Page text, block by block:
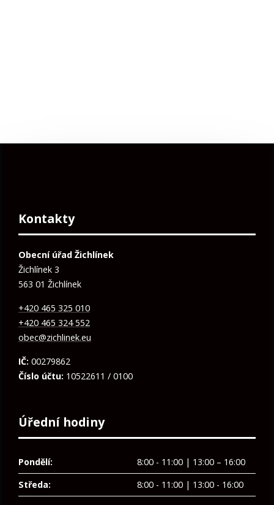
Kontakty
Obecní úřad Žichlínek
Žichlínek 3
563 01 Žichlínek
+420 465 325 010
+420 465 324 552
obec@zichlinek.eu
IČ: 00279862
Číslo účtu: 10522611 / 0100
Úřední hodiny
Pondělí:
8:00 - 11:00 | 13:00 – 16:00
Středa:
8:00 - 11:00 | 13:00 - 16:00